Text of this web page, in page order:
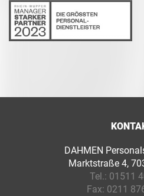
DAHMEN
Marktstraße 4,
Tel.: 01511
Fax: 0211